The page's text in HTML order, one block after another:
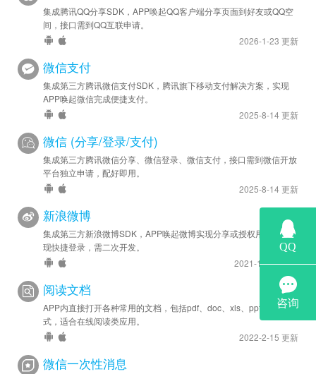
集成腾讯QQ分享SDK，APP唤起QQ客户端分享页面到好友或QQ空
间，接口需到QQ互联申请。
2026-1-23 更新
微信支付
集成第三方腾讯微信支付SDK，腾讯旗下移动支付解决方案，实现
APP唤起微信完成便捷支付。
2025-8-14 更新
微信 (分享/登录/支付)
集成第三方腾讯微信分享、微信登录、微信支付，接口需到微信开放
平台独立申请，配好即用。
2025-8-14 更新
新浪微博
集成第三方新浪微博SDK，APP唤起微博实现分享或授权用户信息实
现快捷登录，需二次开发。
2021-11-12 更新
阅读文档
APP内直接打开各种常用的文档，包括pdf、doc、xls、ppt、txt等格
式，适合在线阅读类应用。
2022-2-15 更新
微信一次性消息